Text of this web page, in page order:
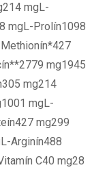
mgL-
mgL-Prolín1098
mg1945
mg214
mgL-
mg299
Arginín488
C40 mg28